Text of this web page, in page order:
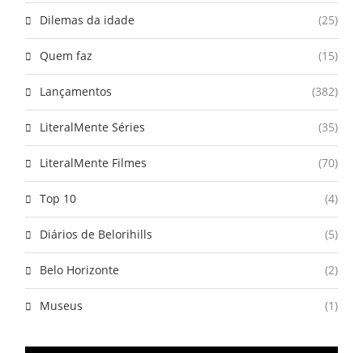
Dilemas da idade (25)
Quem faz (15)
Lançamentos (382)
LiteralMente Séries (35)
LiteralMente Filmes (70)
Top 10 (4)
Diários de Belorihills (5)
Belo Horizonte (2)
Museus (1)